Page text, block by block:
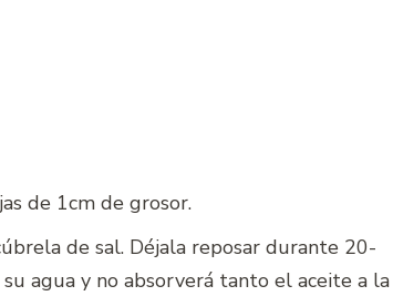
de 1cm de grosor.
de sal. Déjala reposar durante 20-
agua y no absorverá tanto el aceite a la